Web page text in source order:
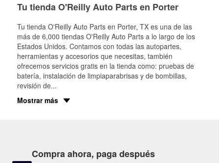
Tu tienda O'Reilly Auto Parts en Porter
Tu tienda O'Reilly Auto Parts en Porter, TX es una de las
más de 6,000 tiendas O'Reilly Auto Parts a lo largo de los
Estados Unidos. Contamos con todas las autopartes,
herramientas y accesorios que necesitas, también
ofrecemos servicios gratis en la tienda como: pruebas de
batería, instalación de limpiaparabrisas y de bombillas,
revisión de...
Mostrar más
Compra ahora, paga después